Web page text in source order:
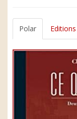
Polar Editions